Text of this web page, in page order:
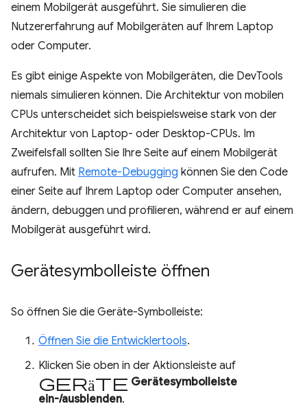
einem Mobilgerät ausgeführt. Sie simulieren die
Nutzererfahrung auf Mobilgeräten auf Ihrem Laptop
oder Computer.
Es gibt einige Aspekte von Mobilgeräten, die DevTools
niemals simulieren können. Die Architektur von mobilen
CPUs unterscheidet sich beispielsweise stark von der
Architektur von Laptop- oder Desktop-CPUs. Im
Zweifelsfall sollten Sie Ihre Seite auf einem Mobilgerät
aufrufen. Mit Remote-Debugging können Sie den Code
einer Seite auf Ihrem Laptop oder Computer ansehen,
ändern, debuggen und profilieren, während er auf einem
Mobilgerät ausgeführt wird.
Gerätesymbolleiste öffnen
So öffnen Sie die Geräte-Symbolleiste:
Öffnen Sie die Entwicklertools.
Klicken Sie oben in der Aktionsleiste auf
Geräte Gerätesymbolleiste
ein-/ausblenden.